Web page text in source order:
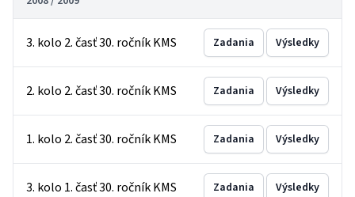
3. kolo 2. časť 30. ročník KMS Zadania Výsledky
2. kolo 2. časť 30. ročník KMS Zadania Výsledky
1. kolo 2. časť 30. ročník KMS Zadania Výsledky
3. kolo 1. časť 30. ročník KMS Zadania Výsledky